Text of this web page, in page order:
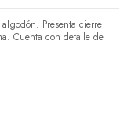
Presenta cierre
Cuenta con detalle de